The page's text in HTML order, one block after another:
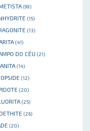
(99)
(15)
(13)
(41)
DO CÉU (21)
(14)
(12)
(20)
(25)
(26)
(20)